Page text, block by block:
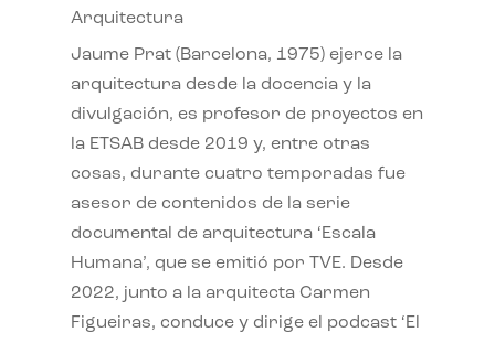
Arquitectura
Jaume Prat (Barcelona, 1975) ejerce la
arquitectura desde la docencia y la
divulgación, es profesor de proyectos en
la ETSAB desde 2019 y, entre otras
cosas, durante cuatro temporadas fue
asesor de contenidos de la serie
documental de arquitectura ‘Escala
Humana’, que se emitió por TVE. Desde
2022, junto a la arquitecta Carmen
Figueiras, conduce y dirige el podcast ‘El